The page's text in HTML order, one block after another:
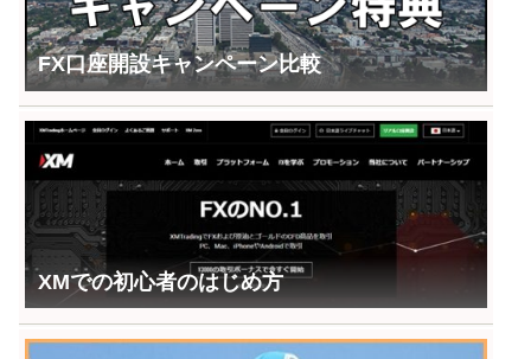
FX口座開設キャンペーン比較
XMでの初心者のはじめ方